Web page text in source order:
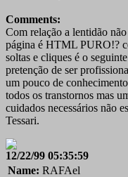
Comments:
Com relação a lentidão
página é HTML PURO!?
soltas e cliques é o
pretenção de ser
um pouco de
todos os transtornos mas
cuidados necessários não
Tessari.
12/22/99 05:35:59
Name: RAFAel